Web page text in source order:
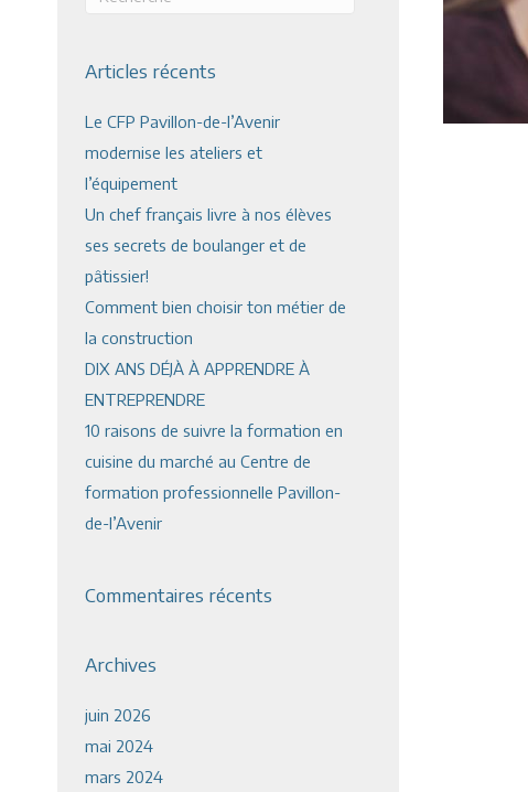
Articles récents
Le CFP Pavillon-de-l’Avenir
modernise les ateliers et
l’équipement
Un chef français livre à nos élèves
ses secrets de boulanger et de
pâtissier!
Comment bien choisir ton métier de
la construction
DIX ANS DÉJÀ À APPRENDRE À
ENTREPRENDRE
10 raisons de suivre la formation en
cuisine du marché au Centre de
formation professionnelle Pavillon-
de-l’Avenir
Commentaires récents
Archives
juin 2026
mai 2024
mars 2024